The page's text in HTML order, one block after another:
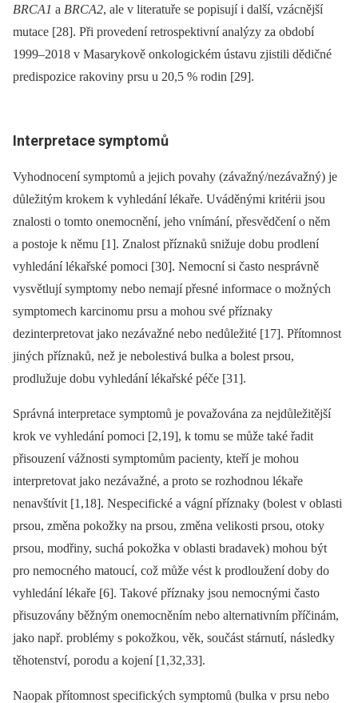
BRCA1 a BRCA2, ale v literatuře se popisují i další, vzácnější
mutace [28]. Při provedení retrospektivní analýzy za období
1999–2018 v Masarykově onkologickém ústavu zjistili dědičné
predispozice rakoviny prsu u 20,5 % rodin [29].
Interpretace symptomů
Vyhodnocení symptomů a jejich povahy (závažný/nezávažný) je
důležitým krokem k vyhledání lékaře. Uváděnými kritérii jsou
znalosti o tomto onemocnění, jeho vnímání, přesvědčení o něm
a postoje k němu [1]. Znalost příznaků snižuje dobu prodlení
vyhledání lékařské pomoci [30]. Nemocní si často nesprávně
vysvětlují symptomy nebo nemají přesné informace o možných
symptomech karcinomu prsu a mohou své příznaky
dezinterpretovat jako nezávažné nebo nedůležité [17]. Přítomnost
jiných příznaků, než je nebolestivá bulka a bolest prsou,
prodlužuje dobu vyhledání lékařské péče [31].
Správná interpretace symptomů je považována za nejdůležitější
krok ve vyhledání pomoci [2,19], k tomu se může také řadit
přisouzení vážnosti symptomům pacienty, kteří je mohou
interpretovat jako nezávažné, a proto se rozhodnou lékaře
nenavštívit [1,18]. Nespecifické a vágní příznaky (bolest v oblasti
prsou, změna pokožky na prsou, změna velikosti prsou, otoky
prsou, modřiny, suchá pokožka v oblasti bradavek) mohou být
pro nemocného matoucí, což může vést k prodloužení doby do
vyhledání lékaře [6]. Takové příznaky jsou nemocnými často
přisuzovány běžným onemocněním nebo alternativním příčinám,
jako např. problémy s pokožkou, věk, součást stárnutí, následky
těhotenství, porodu a kojení [1,32,33].
Naopak přítomnost specifických symptomů (bulka v prsu nebo